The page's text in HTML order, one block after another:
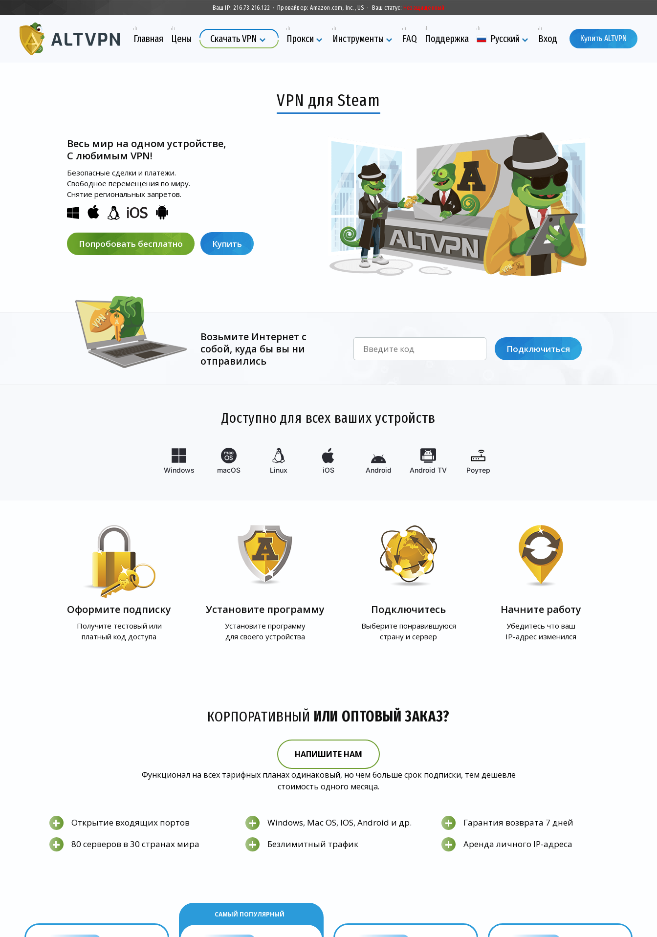
Ваш IP:216.73.216.122 · Провайдер:Amazon.com, Inc., US · Ваш статус:Незащищенный
Главная Цены Скачать VPN Прокси Инструменты FAQ Поддержка Русский Вход Купить ALTVPN
VPN для Steam
Весь мир на одном устройстве,
С любимым VPN!
Безопасные сделки и платежи.
Свободное перемещения по миру.
Снятие региональных запретов.
Попробовать бесплатно Купить
Возьмите Интернет с
собой, куда бы вы ни
отправились
Подключиться
Доступно для всех ваших устройств
Windows macOS Linux iOS Android Android TV Роутер
Оформите подписку
Получите тестовый или
платный код доступа
Установите программу
Установите программу
для своего устройства
Подключитесь
Выберите понравившуюся
страну и сервер
Начните работу
Убедитесь что ваш
IP-адрес изменился
КОРПОРАТИВНЫЙ ИЛИ ОПТОВЫЙ ЗАКАЗ?
НАПИШИТЕ НАМ
Функционал на всех тарифных планах одинаковый, но чем больше срок подписки, тем дешевле
стоимость одного месяца.
+ Открытие входящих портов + Windows, Mac OS, IOS, Android и др. + Гарантия возврата 7 дней
+ 80 серверов в 30 странах мира + Безлимитный трафик + Аренда личного IP-адреса
САМЫЙ ПОПУЛЯРНЫЙ